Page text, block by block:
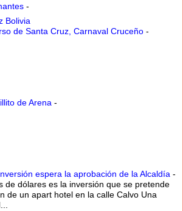
-
Bolivia
de Santa Cruz, Carnaval Cruceño -
de Arena -
espera la aprobación de la Alcaldía -
de dólares es la inversión que se pretende
de un apart hotel en la calle Calvo Una